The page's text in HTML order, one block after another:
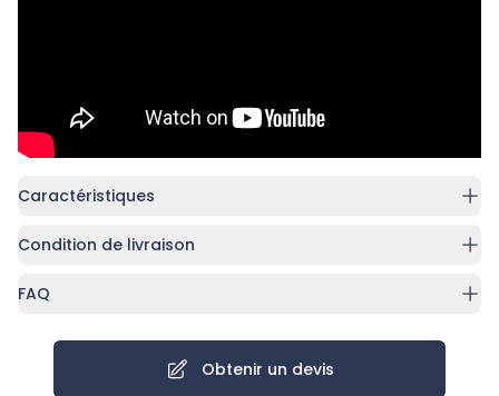
Caractéristiques
Condition de livraison
FAQ
Obtenir un devis